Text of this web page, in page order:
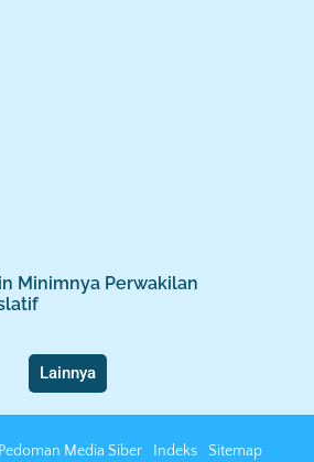
Minimnya Perwakilan
Lainnya
Pedoman Media Siber Indeks Sitemap